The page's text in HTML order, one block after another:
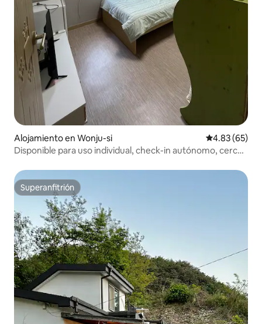
Alojamiento en Wonju-si Calificación
4.83 (65)
Disponible para uso individual, check-in autónomo, cerca
Superanfitrión
Superanfitrión